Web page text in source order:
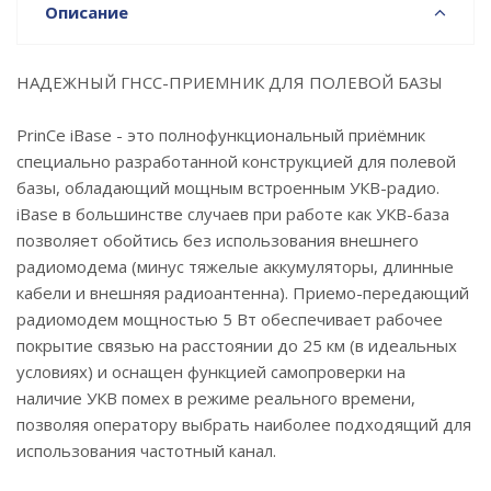
Описание
НАДЕЖНЫЙ ГНСС-ПРИЕМНИК ДЛЯ ПОЛЕВОЙ БАЗЫ
PrinCe iBase - это полнофункциональный приёмник
специально разработанной конструкцией для полевой
базы, обладающий мощным встроенным УКВ-радио.
iBase в большинстве случаев при работе как УКВ-база
позволяет обойтись без использования внешнего
радиомодема (минус тяжелые аккумуляторы, длинные
кабели и внешняя радиоантенна). Приемо-передающий
радиомодем мощностью 5 Вт обеспечивает рабочее
покрытие связью на расстоянии до 25 км (в идеальных
условиях) и оснащен функцией самопроверки на
наличие УКВ помех в режиме реального времени,
позволяя оператору выбрать наиболее подходящий для
использования частотный канал.